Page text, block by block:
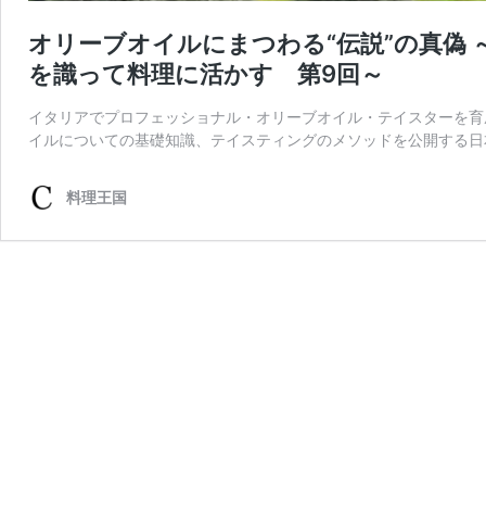
オリーブオイルにまつわる“伝説”の真偽
を識って料理に活かす 第9回～
イタリアでプロフェッショナル・オリーブオイル・テイスターを
イルについての基礎知識、テイスティングのメソッドを公開する
料理王国